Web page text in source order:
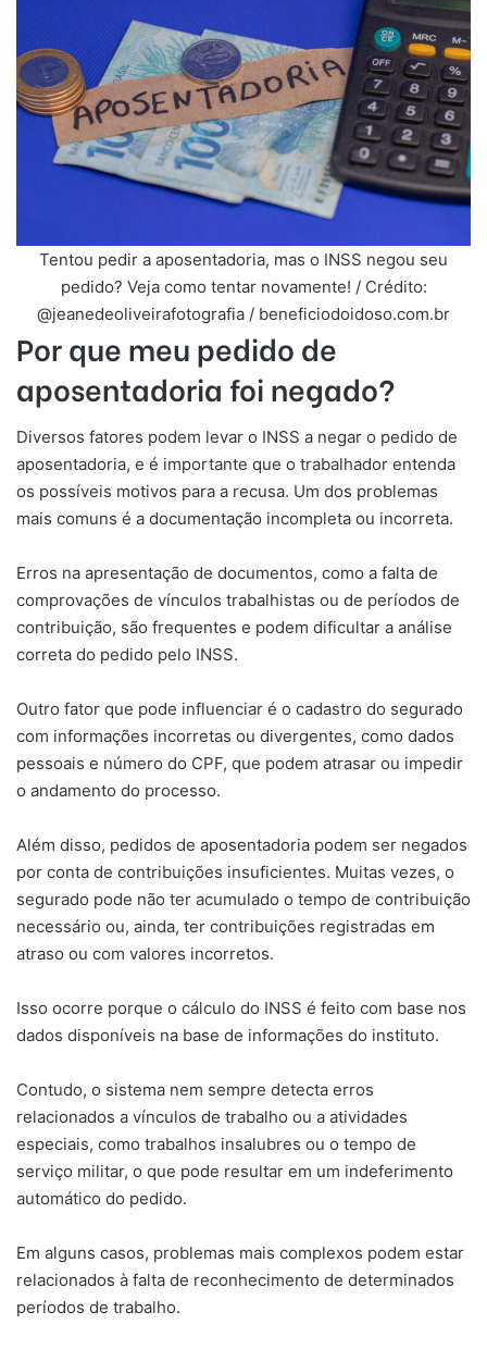
Tentou pedir a aposentadoria, mas o INSS negou seu
pedido? Veja como tentar novamente! / Crédito:
@jeanedeoliveirafotografia / beneficiodoidoso.com.br
Por que meu pedido de
aposentadoria foi negado?
Diversos fatores podem levar o INSS a negar o pedido de
aposentadoria, e é importante que o trabalhador entenda
os possíveis motivos para a recusa. Um dos problemas
mais comuns é a documentação incompleta ou incorreta.
Erros na apresentação de documentos, como a falta de
comprovações de vínculos trabalhistas ou de períodos de
contribuição, são frequentes e podem dificultar a análise
correta do pedido pelo INSS.
Outro fator que pode influenciar é o cadastro do segurado
com informações incorretas ou divergentes, como dados
pessoais e número do CPF, que podem atrasar ou impedir
o andamento do processo.
Além disso, pedidos de aposentadoria podem ser negados
por conta de contribuições insuficientes. Muitas vezes, o
segurado pode não ter acumulado o tempo de contribuição
necessário ou, ainda, ter contribuições registradas em
atraso ou com valores incorretos.
Isso ocorre porque o cálculo do INSS é feito com base nos
dados disponíveis na base de informações do instituto.
Contudo, o sistema nem sempre detecta erros
relacionados a vínculos de trabalho ou a atividades
especiais, como trabalhos insalubres ou o tempo de
serviço militar, o que pode resultar em um indeferimento
automático do pedido.
Em alguns casos, problemas mais complexos podem estar
relacionados à falta de reconhecimento de determinados
períodos de trabalho.